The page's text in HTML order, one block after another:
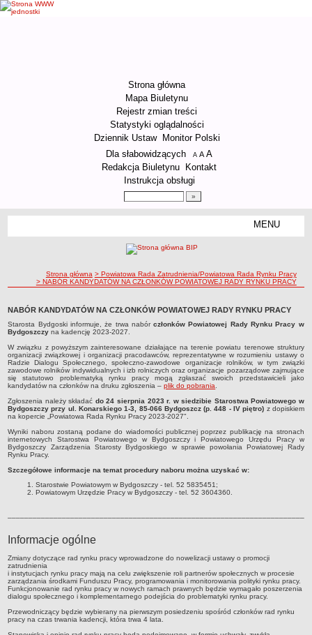
Strona główna
Mapa Biuletynu
Rejestr zmian treści
Statystyki oglądalności
Dziennik Ustaw
Monitor Polski
Menu dodatkowe
Dla słabowidzących A pomniejsz czcionkę
A standardowy rozmiar czcionki
A
Redakcja Biuletynu
Kontakt
Instrukcja obsługi
MENU
Struktura organizacyjna
Godziny pracy Urzędu
Obwieszczenia
DEKLARACJA DOSTĘPNOŚCI
Raport o stanie zapewnienia dostępności podmiotu publicznego
POWIATOWY URZĄD PRACY
Dane statystyczne
Zadania publiczne
Kompetencje komórek organizacyjnych
Ogłoszenia o naborze kandydatów do pracy w PUP Bydgoszcz
Kontrole
Sygnaliści
ZAŁATWIANIE SPRAW W PUP
Gdzie załatwić sprawę
Rejestry, ewidencje i archiwa
AKTY PRAWNE
ścieżka nawigacji
Strona główna > Powiatowa Rada Zatrudnienia/Powiatowa Rada Rynku Pracy
> NABÓR KANDYDATÓW NA CZŁONKÓW POWIATOWEJ RADY RYNKU PRACY
NABÓR KANDYDATÓW NA CZŁONKÓW POWIATOWEJ RADY RYNKU PRACY
Starosta Bydgoski informuje, że trwa nabórczłonków Powiatowej Rady Rynku Pracy w
Bydgoszczy na kadencję 2023-2027.
W związku z powyższym zainteresowane działające na terenie powiatu terenowe struktury
organizacji związkowej i organizacji pracodawców, reprezentatywne w rozumieniu ustawy o
Radzie Dialogu Społecznego, społeczno-zawodowe organizacje rolników, w tym związki
zawodowe rolników indywidualnych i izb rolniczych oraz organizacje pozarządowe zajmujące
się statutowo problematyką rynku pracy mogą zgłaszać swoich przedstawicieli jako
kandydatów na członków na druku zgłoszenia –plik do pobrania.
Zgłoszenia należy składać do 24 sierpnia 2023 r. w siedzibie Starostwa Powiatowego w
Bydgoszczy przy ul. Konarskiego 1-3, 85-066 Bydgoszcz (p. 448 - IV piętro) z dopiskiem
na kopercie „Powiatowa Rada Rynku Pracy 2023-2027".
Wyniki naboru zostaną podane do wiadomości publicznej poprzez publikację na stronach
internetowych Starostwa Powiatowego w Bydgoszczy i Powiatowego Urzędu Pracy w
Bydgoszczy Zarządzenia Starosty Bydgoskiego w sprawie powołania Powiatowej Rady
Rynku Pracy.
Szczegółowe informacje na temat procedury naboru można uzyskać w:
Starostwie Powiatowym w Bydgoszczy - tel. 52 5835451;
Powiatowym Urzędzie Pracy w Bydgoszczy - tel. 52 3604360.
Informacje ogólne
Zmiany dotyczące rad rynku pracy wprowadzone do nowelizacji ustawy o promocji
zatrudnienia
i instytucjach rynku pracy mają na celu zwiększenie roli partnerów społecznych w procesie
zarządzania środkami Funduszu Pracy, programowania i monitorowania polityki rynku pracy.
Funkcjonowanie rad rynku pracy w nowych ramach prawnych będzie wymagało poszerzenia
dialogu społecznego i komplementarnego podejścia do problematyki rynku pracy.
Przewodniczący będzie wybierany na pierwszym posiedzeniu spośród członków rad rynku
pracy na czas trwania kadencji, która trwa 4 lata.